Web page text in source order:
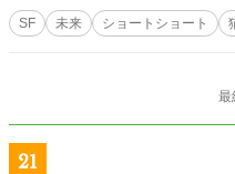
SF 未来 ショートショート
最
21